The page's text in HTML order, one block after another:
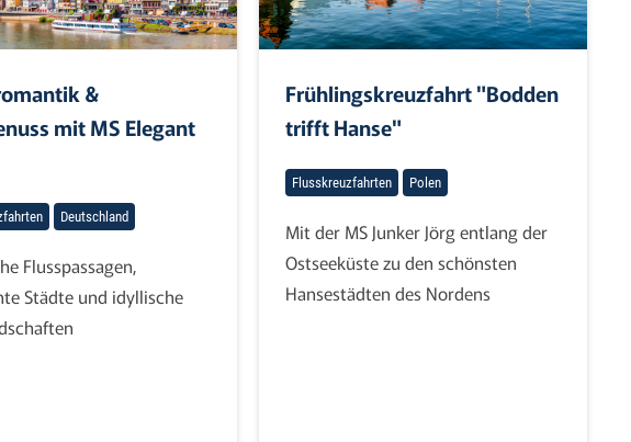
&
mit MS Elegant
Deutschland
Flusspassagen,
Städte und idyllische
Frühlingskreuzfahrt "Bodden
trifft Hanse"
Flusskreuzfahrten Polen
Mit der MS Junker Jörg entlang der
Ostseeküste zu den schönsten
Hansestädten des Nordens